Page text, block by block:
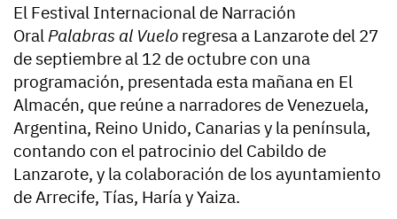
El Festival Internacional de Narración
Oral Palabras al Vuelo regresa a Lanzarote del 27
de septiembre al 12 de octubre con una
programación, presentada esta mañana en El
Almacén, que reúne a narradores de Venezuela,
Argentina, Reino Unido, Canarias y la península,
contando con el patrocinio del Cabildo de
Lanzarote, y la colaboración de los ayuntamiento
de Arrecife, Tías, Haría y Yaiza.